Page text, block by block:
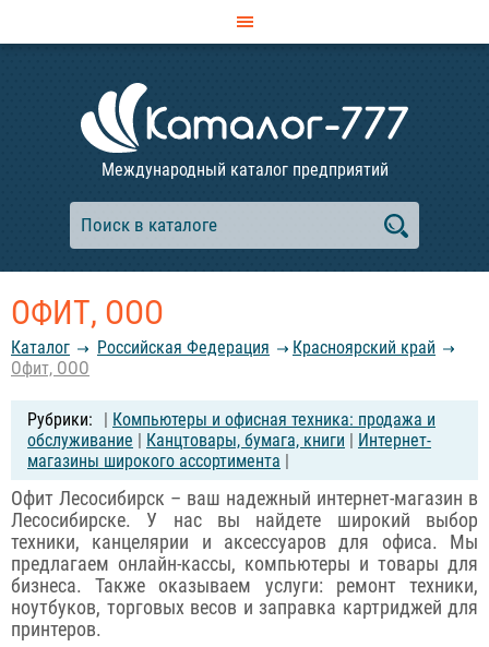
Международный каталог предприятий
ОФИТ, ООО
Каталог Российcкая Федерация
Красноярский край
Офит, ООО
| Компьютеры и офисная техника: продажа и
обслуживание | Канцтовары, бумага, книги | Интернет-
магазины широкого ассортимента |
Офит Лесосибирск – ваш надежный интернет-магазин в
Лесосибирске. У нас вы найдете широкий выбор
техники, канцелярии и аксессуаров для офиса. Мы
предлагаем онлайн-кассы, компьютеры и товары для
бизнеса. Также оказываем услуги: ремонт техники,
ноутбуков, торговых весов и заправка картриджей для
принтеров.